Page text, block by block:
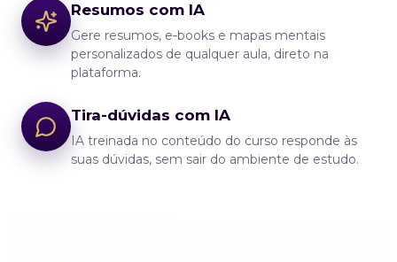
Resumos com IA
Gere resumos, e‑books e mapas mentais
personalizados de qualquer aula, direto na
plataforma.
Tira-dúvidas com IA
IA treinada no conteúdo do curso responde às
suas dúvidas, sem sair do ambiente de estudo.